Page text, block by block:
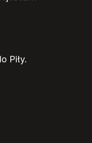
Piły.